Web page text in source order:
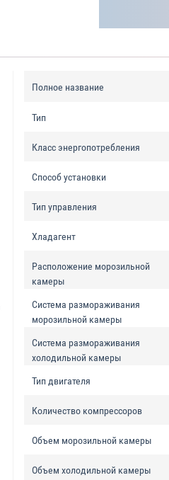
Полное название
Тип
Класс энергопотребления
Способ установки
Тип управления
Хладагент
Расположение морозильной
камеры
Система размораживания
морозильной камеры
Система размораживания
холодильной камеры
Тип двигателя
Количество компрессоров
Объем морозильной камеры
Объем холодильной камеры